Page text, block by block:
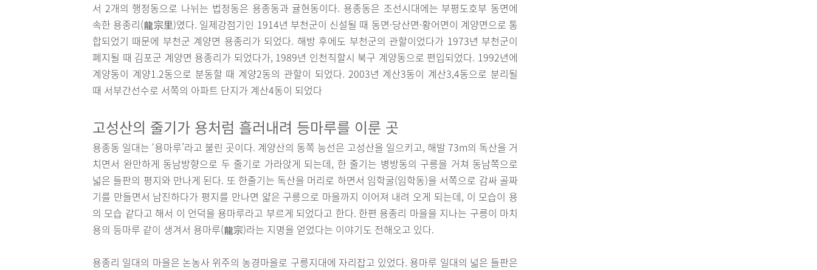
서 2개의 행정동으로 나뉘는 법정동은 용종동과 귤현동이다. 용종동은 조선시대에는 부평도호부 동면에
속한 용종리(龍宗里)였다. 일제강점기인 1914년 부천군이 신설될 때 동면·당산면·황어면이 계양면으로 통
합되었기 때문에 부천군 계양면 용종리가 되었다. 해방 후에도 부천군의 관할이었다가 1973년 부천군이
폐지될 때 김포군 계양면 용종리가 되었다가, 1989년 인천직할시 북구 계양동으로 편입되었다. 1992년에
계양동이 계양1.2동으로 분동할 때 계양2동의 관할이 되었다. 2003년 계산3동이 계산3,4동으로 분리될
때 서부간선수로 서쪽의 아파트 단지가 계산4동이 되었다
고성산의 줄기가 용처럼 흘러내려 등마루를 이룬 곳
용종동 일대는 ‘용마루’라고 불린 곳이다. 계양산의 동쪽 능선은 고성산을 일으키고, 해발 73m의 독산을 거
치면서 완만하게 동남방향으로 두 줄기로 가라앉게 되는데, 한 줄기는 병방동의 구릉을 거쳐 동남쪽으로
넓은 들판의 평지와 만나게 된다. 또 한줄기는 독산을 머리로 하면서 임학굴(임학동)을 서쪽으로 감싸 골짜
기를 만들면서 남진하다가 평지를 만나면 얇은 구릉으로 마을까지 이어져 내려 오게 되는데, 이 모습이 용
의 모습 같다고 해서 이 언덕을 용마루라고 부르게 되었다고 한다. 한편 용종리 마을을 지나는 구릉이 마치
용의 등마루 같이 생겨서 용마루(龍宗)라는 지명을 얻었다는 이야기도 전해오고 있다.
용종리 일대의 마을은 논농사 위주의 농경마을로 구릉지대에 자리잡고 있었다. 용마루 일대의 넓은 들판은